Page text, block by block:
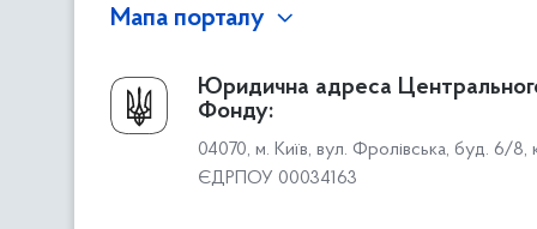
Мапа порталу
Про Фонд
Керівництво
Структура Фонду
Територіальні відділення
Юридична адреса
Фонду:
04070, м. Київ, вул. Фролівська, буд. 6/8,
ЄДРПОУ 00034163